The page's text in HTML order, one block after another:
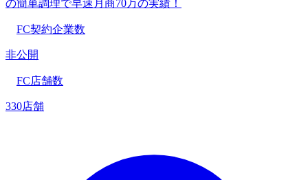
の簡単調理で早速月商70万の実績！
FC契約企業数
非公開
FC店舗数
330店舗